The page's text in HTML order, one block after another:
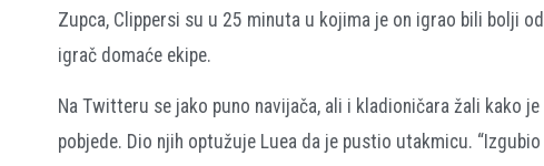
Zupca, Clippersi su u 25 minuta u kojima je on igrao bili bolji
igrač domaće ekipe.
Na Twitteru se jako puno navijača, ali i kladioničara žali kako
pobjede. Dio njih optužuje Luea da je pustio utakmicu.